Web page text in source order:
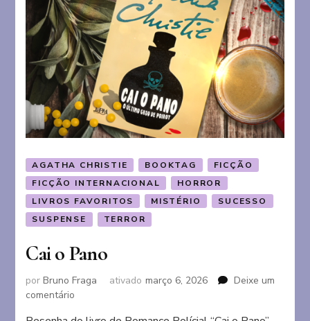
AGATHA CHRISTIE BOOKTAG
FICÇÃO
FICÇÃO INTERNACIONAL
HORROR
LIVROS FAVORITOS
MISTÉRIO
SUCESSO
SUSPENSE
TERROR
Cai o Pano
porBruno Fraga ativado março 6, 2026
Deixe um
comentário